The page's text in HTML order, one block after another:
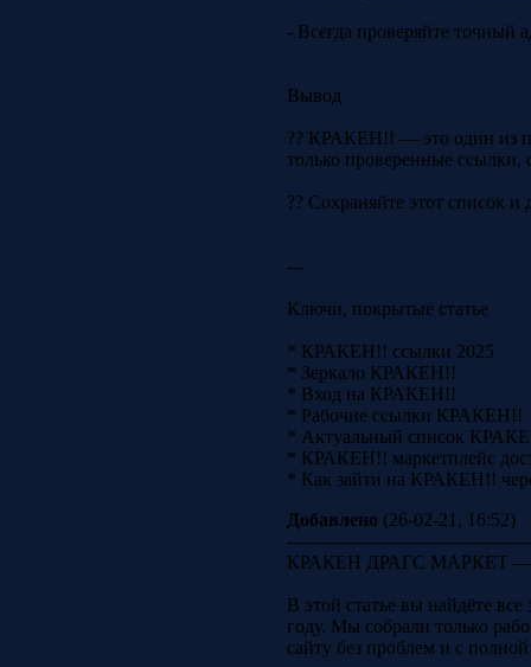
- Всегда проверяйте точный
Вывод
?? КРАКЕН!! — это один из
только проверенные ссылки,
?? Сохраняйте этот список и
---
Ключи, покрытые статье
* КРАКЕН!! ссылки 2025
* Зеркало КРАКЕН!!
* Вход на КРАКЕН!!
* Рабочие ссылки КРАКЕН!!
* Актуальный список
* КРАКЕН!! маркетплейс
* Как зайти на КРАКЕН!!
Добавлено (26-02-21, 16:52)
КРАКЕН ДРАГС МАРКЕТ —
В этой статье вы найдёте
году. Мы собрали только
сайту без проблем и с